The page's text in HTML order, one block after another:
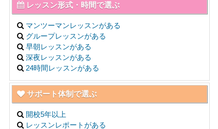
レッスン形式・時間で選ぶ
マンツーマンレッスンがある
グループレッスンがある
早朝レッスンがある
深夜レッスンがある
24時間レッスンがある
サポート体制で選ぶ
開校5年以上
レッスンレポートがある